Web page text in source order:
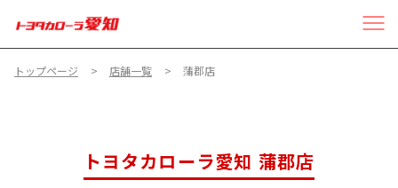
トップページ 店舗一覧 蒲郡店
トヨタカローラ愛知 蒲郡店